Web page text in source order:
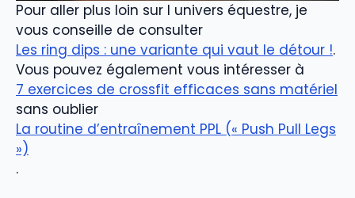
Pour aller plus loin sur l univers équestre, je
vous conseille de consulter
Les ring dips : une variante qui vaut le détour !.
Vous pouvez également vous intéresser à
7 exercices de crossfit efficaces sans matériel
sans oublier
La routine d’entraînement PPL (« Push Pull Legs
»)
.